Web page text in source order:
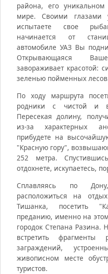
района, его
мире. Своими глазами
испытаете свое
начинается от
автомобиле УАЗ Вы
Открывающаяся
завораживает красотой:
зеленью пойменных
По ходу маршрута
родники с чистой и
Пересекая долину,
из-за характерных
прибудете на
"Красную гору",
252 метра.
отдохнете, искупаетесь,
Сплавляясь по
расположиться на
Тишанка, посетить
преданию, именно на
городок Степана Разина.
встретить фрагменты
заграждений,
живописном месте
туристов.